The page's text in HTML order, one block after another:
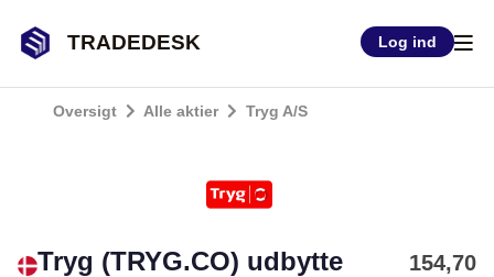
TRADEDESK Log ind
Oversigt Alle aktier Tryg A/S
Tryg (TRYG.CO) udbytte
154,70